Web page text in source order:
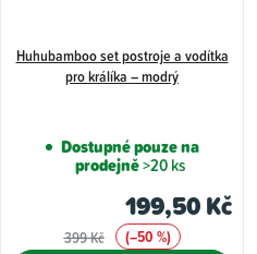
Huhubamboo set postroje a vodítka
pro králíka – modrý
Dostupné pouze na
prodejně>20 ks
199,50 Kč
399 Kč
(–50 %)